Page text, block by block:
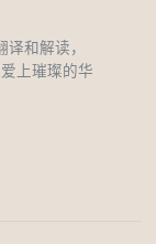
和解读，
上璀璨的华